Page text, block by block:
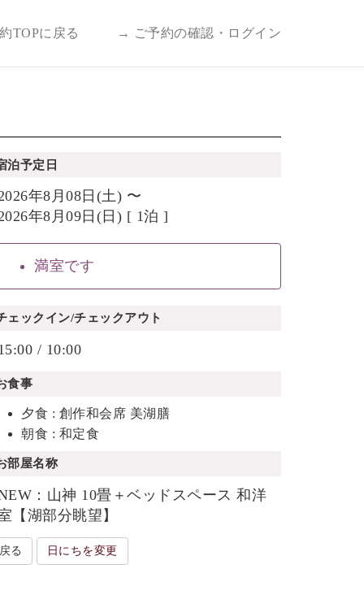
TOPに戻る → ご予約の確認・ログイン
泊予定日
年8月08日(土) 〜
年8月09日(日) [ 1泊 ]
満室です
ェックイン/チェックアウト
/ 10:00
食事
夕食 : 創作和会席 美湖膳
朝食 : 和定食
部屋名称
：山神 10畳＋ベッドスペース 和洋
【湖部分眺望】
戻る 日にちを変更